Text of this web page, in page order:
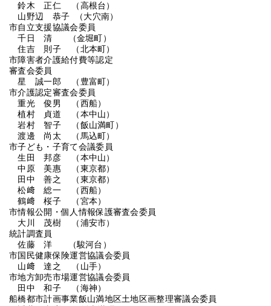
鈴木 正仁 （高根台）
山野辺 恭子 （大穴南）
市自立支援協議会委員
千日 清 （金堀町）
住吉 則子 （北本町）
市障害者介護給付費等認定
審査会委員
星 誠一郎 （豊富町）
市介護認定審査会委員
重光 俊男 （西船）
植村 貞道 （本中山）
岩村 智子 （飯山満町）
渡邊 尚太 （馬込町）
市子ども・子育て会議委員
生田 邦彦 （本中山）
中原 美惠 （東京都）
田中 善之 （東京都）
松﨑 総一 （西船）
鶴﨑 桜子 （宮本）
市情報公開・個人情報保護審査会委員
大川 茂樹 （浦安市）
統計調査員
佐藤 洋 （駿河台）
市国民健康保険運営協議会委員
山﨑 達之 （山手）
市地方卸売市場運営協議会委員
田中 和子 （海神）
船橋都市計画事業飯山満地区土地区画整理審議会委員